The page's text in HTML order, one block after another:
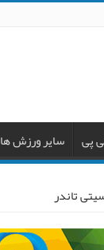
پی سایر ورزش ها
تاندر